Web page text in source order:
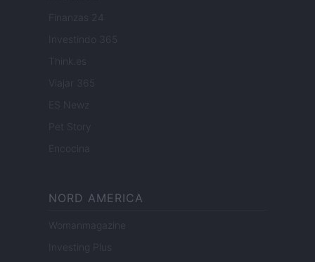
Finanzas 24
Investindo 365
Think.es
Viajar 365
ES Newz
Encocina
NORD AMERICA
Womanmagazine
Investing Plus